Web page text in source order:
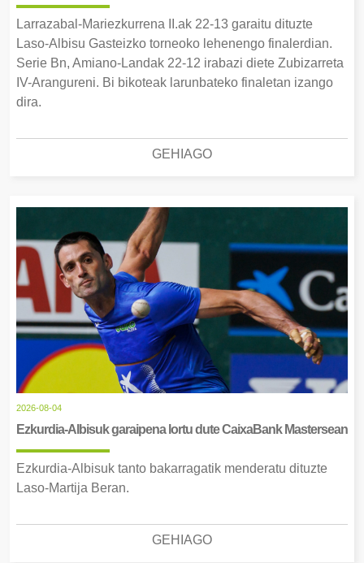
Larrazabal-Mariezkurrena II.ak 22-13 garaitu dituzte
Laso-Albisu Gasteizko torneoko lehenengo finalerdian.
Serie Bn, Amiano-Landak 22-12 irabazi diete Zubizarreta
IV-Arangureni. Bi bikoteak larunbateko finaletan izango
dira.
GEHIAGO
2026-08-04
Ezkurdia-Albisuk garaipena lortu dute CaixaBank Mastersean
Ezkurdia-Albisuk tanto bakarragatik menderatu dituzte
Laso-Martija Beran.
GEHIAGO